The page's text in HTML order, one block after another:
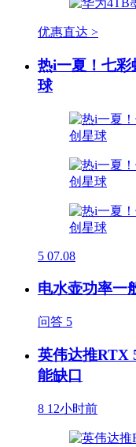
优惠直达 >
热i一夏！七
球
5 07.08
电水壶功率一
问答 5
英伟达推RTX
能缺口
8 12小时前